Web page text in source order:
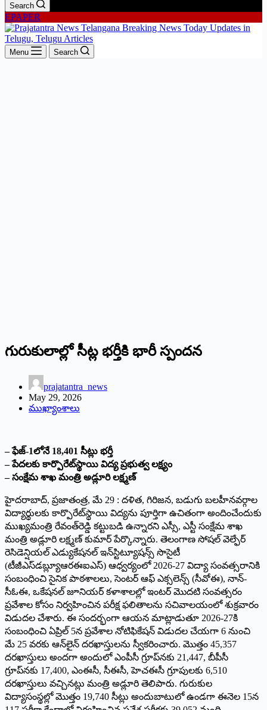
Search
EPAPER
Menu Search
గురుకులాల్లో సీట్ల భర్తీకి భారీ స్పందన
prajatantra_news
May 29, 2026
ముఖ్యాంశాలు
– ఫేజ్-1లోనే 18,401 సీట్లు భర్తీ
– పేదలకు కార్పొరేట్‌స్థాయి విద్య ప్రభుత్వ లక్ష్యం
– సంక్షేమ శాఖ మంత్రి అడ్లూరి లక్ష్మణ్
హైదరాబాద్, ప్రజాతంత్ర, మే 29 : దళిత, గిరిజన, బడుగు బలహీనవర్గాల
విద్యార్థులకు కార్పొరేట్‌స్థాయి విద్యను పూర్తిగా ఉచితంగా అందించేందుకు
ముఖ్యమంత్రి రేవంత్‌రెడ్డి కట్టుబడి ఉన్నారని ఎస్సీ, ఎస్టీ సంక్షేమ శాఖ
మంత్రి అడ్లూరి లక్ష్మణ్ కుమార్ పేర్కొన్నారు. తెలంగాణ సోషల్ వెల్ఫేర్
రెసిడెన్షియల్ ఎడ్యుకేషనల్ ఇన్‌స్టిట్యూషన్స్ సొసైటీ
(టీజీఎస్‌డబ్ల్యూఆరఈఐఎస్) ఆధ్వర్యంలో 2026-27 విద్యా సంవత్సరానికి
సంబంధించి సైనిక పాఠశాలలు, సెంటర్ ఆఫ్ ఎక్సలెన్స్ (సీవోఈ), నాన్-
సీఓఈ, ఒకేషనల్ జూనియర్ కళాశాలల్లో ఇంటర్ మొదటి సంవత్సరం
ప్రవేశాల కోసం నిర్వహించిన పరీక్ష ఫలితాలను సచివాలయంలో శుక్రవారం
విడుదల చేశారు. ఈ సందర్భంగా ఆయన మాట్లాడుతూ 2026-27కి
సంబంధించి ఏప్రిల్ 5న ప్రవేశాల నోటిఫికేషన్ విడుదల చేయగా 6 నుంచి
మే 25 వరకు ఆన్‌లైన్ దరఖాస్తులను స్వీకరించారు. మొత్తం 45,357
దరఖాస్తులు అందగా అందులో ఎంపీసీ గ్రూప్‌నకు 21,447, బీపీసీ
గ్రూప్‌నకు 17,400, ఎంఈసీ, సీఈసీ, హెచఈసీ గ్రూపులకు 6,510
దరఖాస్తులు వచ్చినట్లు మంత్రి అడ్లూరి తెలిపారు. గురుకుల
విద్యాసంస్థల్లో మొత్తం 19,740 సీట్లు అందుబాటులో ఉండగా ఈనెల 15న